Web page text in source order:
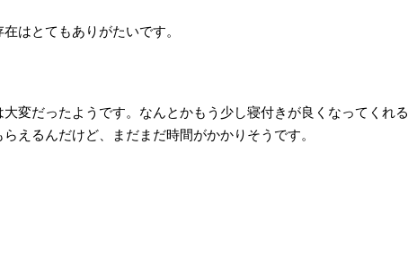
はとてもありがたいです。
変だったようです。なんとかもう少し寝付きが良くなってくれる
えるんだけど、まだまだ時間がかかりそうです。